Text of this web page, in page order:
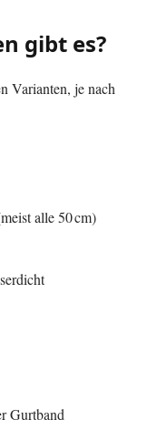
gibt es?
Varianten, je nach
alle 50 cm)
Gurtband